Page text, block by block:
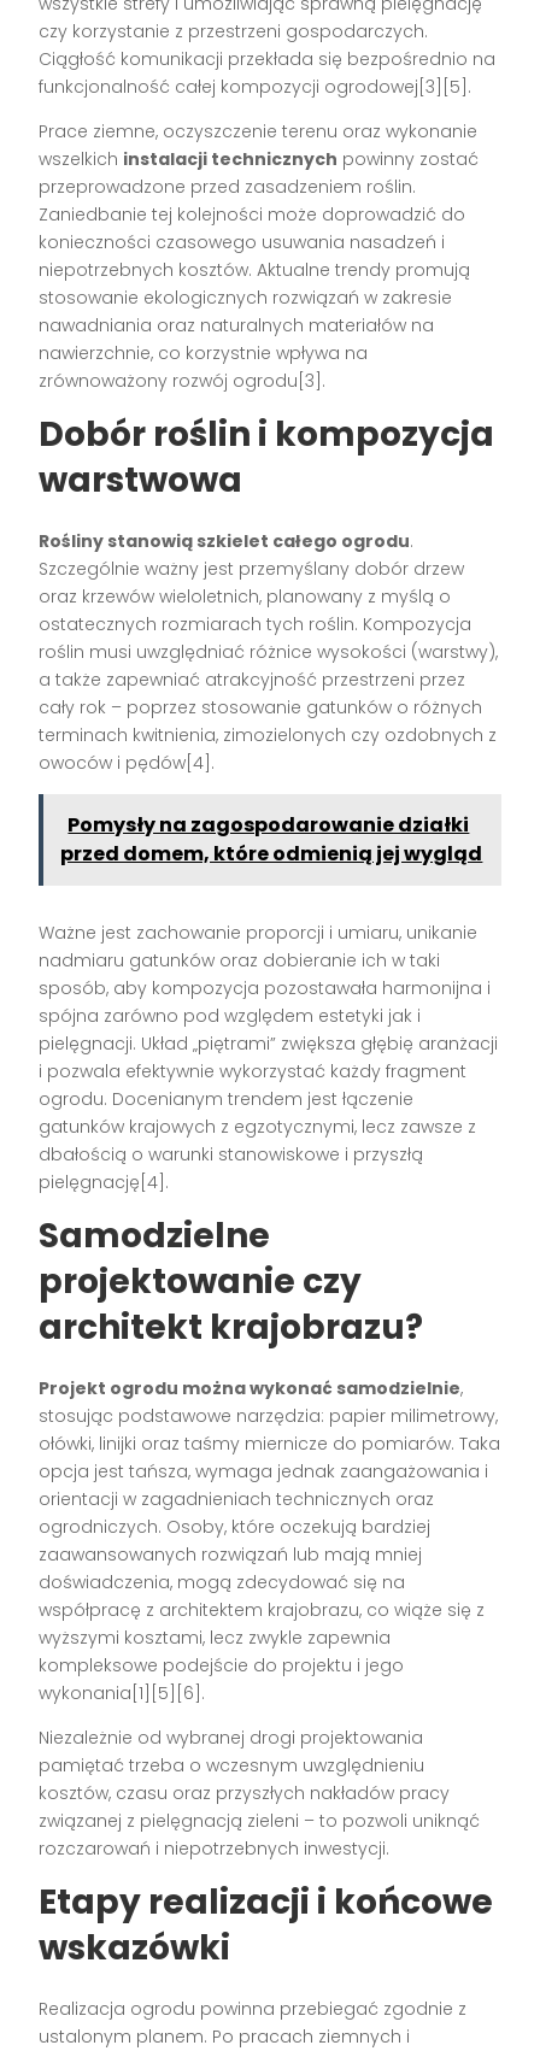
czy korzystanie z przestrzeni gospodarczych.
Ciągłość komunikacji przekłada się bezpośrednio na
funkcjonalność całej kompozycji ogrodowej[3][5].
Prace ziemne, oczyszczenie terenu oraz wykonanie
wszelkich instalacji technicznych powinny zostać
przeprowadzone przed zasadzeniem roślin.
Zaniedbanie tej kolejności może doprowadzić do
konieczności czasowego usuwania nasadzeń i
niepotrzebnych kosztów. Aktualne trendy promują
stosowanie ekologicznych rozwiązań w zakresie
nawadniania oraz naturalnych materiałów na
nawierzchnie, co korzystnie wpływa na
zrównoważony rozwój ogrodu[3].
Dobór roślin i kompozycja
warstwowa
Rośliny stanowią szkielet całego ogrodu.
Szczególnie ważny jest przemyślany dobór drzew
oraz krzewów wieloletnich, planowany z myślą o
ostatecznych rozmiarach tych roślin. Kompozycja
roślin musi uwzględniać różnice wysokości (warstwy),
a także zapewniać atrakcyjność przestrzeni przez
cały rok – poprzez stosowanie gatunków o różnych
terminach kwitnienia, zimozielonych czy ozdobnych z
owoców i pędów[4].
Pomysły na zagospodarowanie działki
przed domem, które odmienią jej wygląd
Ważne jest zachowanie proporcji i umiaru, unikanie
nadmiaru gatunków oraz dobieranie ich w taki
sposób, aby kompozycja pozostawała harmonijna i
spójna zarówno pod względem estetyki jak i
pielęgnacji. Układ „piętrami” zwiększa głębię aranżacji
i pozwala efektywnie wykorzystać każdy fragment
ogrodu. Docenianym trendem jest łączenie
gatunków krajowych z egzotycznymi, lecz zawsze z
dbałością o warunki stanowiskowe i przyszłą
pielęgnację[4].
Samodzielne
projektowanie czy
architekt krajobrazu?
Projekt ogrodu można wykonać samodzielnie,
stosując podstawowe narzędzia: papier milimetrowy,
ołówki, linijki oraz taśmy miernicze do pomiarów. Taka
opcja jest tańsza, wymaga jednak zaangażowania i
orientacji w zagadnieniach technicznych oraz
ogrodniczych. Osoby, które oczekują bardziej
zaawansowanych rozwiązań lub mają mniej
doświadczenia, mogą zdecydować się na
współpracę z architektem krajobrazu, co wiąże się z
wyższymi kosztami, lecz zwykle zapewnia
kompleksowe podejście do projektu i jego
wykonania[1][5][6].
Niezależnie od wybranej drogi projektowania
pamiętać trzeba o wczesnym uwzględnieniu
kosztów, czasu oraz przyszłych nakładów pracy
związanej z pielęgnacją zieleni – to pozwoli uniknąć
rozczarowań i niepotrzebnych inwestycji.
Etapy realizacji i końcowe
wskazówki
Realizacja ogrodu powinna przebiegać zgodnie z
ustalonym planem. Po pracach ziemnych i